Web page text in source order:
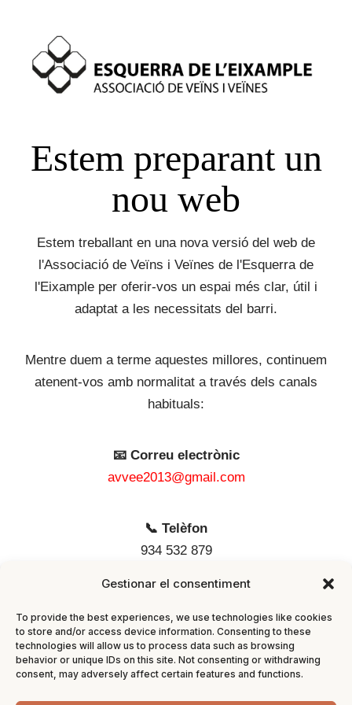
Gestionar el consentiment
To provide the best experiences, we use technologies like cookies
to store and/or access device information. Consenting to these
technologies will allow us to process data such as browsing
behavior or unique IDs on this site. Not consenting or withdrawing
consent, may adversely affect certain features and functions.
Estem preparant un
nou web
Estem treballant en una nova versió del web de
l'Associació de Veïns i Veïnes de l'Esquerra de
l'Eixample per oferir-vos un espai més clar, útil i
adaptat a les necessitats del barri.
Mentre duem a terme aquestes millores, continuem
atenent-vos amb normalitat a través dels canals
habituals:
📧 Correu electrònic
avvee2013@gmail.com
📞 Telèfon
934 532 879
Carrer de Calàbria, 262
08029 Barcelona